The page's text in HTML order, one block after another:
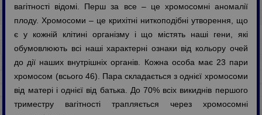
вагітності відомі. Перш за все – це хромосомні аномалії
плоду. Хромосоми – це крихітні ниткоподібні утворення, що
є у кожній клітині організму і що містять наші гени, які
обумовлюють всі наші характерні ознаки від кольору очей
до дії наших внутрішніх органів. Кожна особа має 23 пари
хромосом (всього 46). Пара складається з однієї хромосоми
від матері і однієї від батька. До 70% всіх викиднів першого
триместру вагітності трапляється через хромосомні